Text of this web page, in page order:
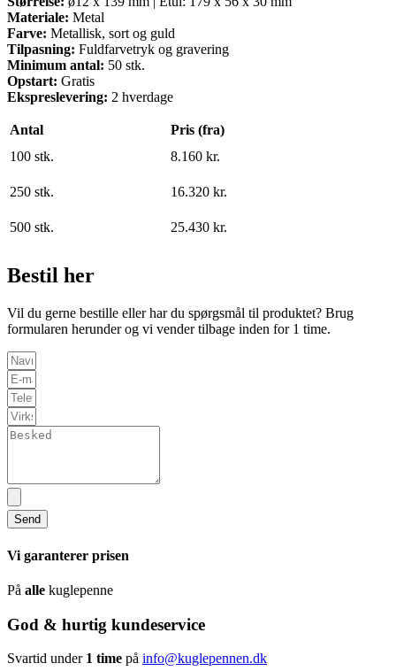
Materiale: Metal
Farve: Metallisk, sort og guld
Tilpasning: Fuldfarvetryk og gravering
Minimum antal: 50 stk.
Opstart: Gratis
Ekspreslevering: 2 hverdage
Antal
Pris (fra)
100 stk.
8.160 kr.
250 stk. 16.320 kr.
500 stk. 25.430 kr.
Bestil her
Vil du gerne bestille eller har du spørgsmål til produktet? Brug
formularen herunder og vi vender tilbage inden for 1 time.
Send
Vi garanterer prisen
På alle kuglepenne
God & hurtig kundeservice
Svartid under 1 time på info@kuglepennen.dk